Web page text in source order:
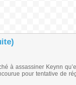
à assassiner Keynn
pour tentative de